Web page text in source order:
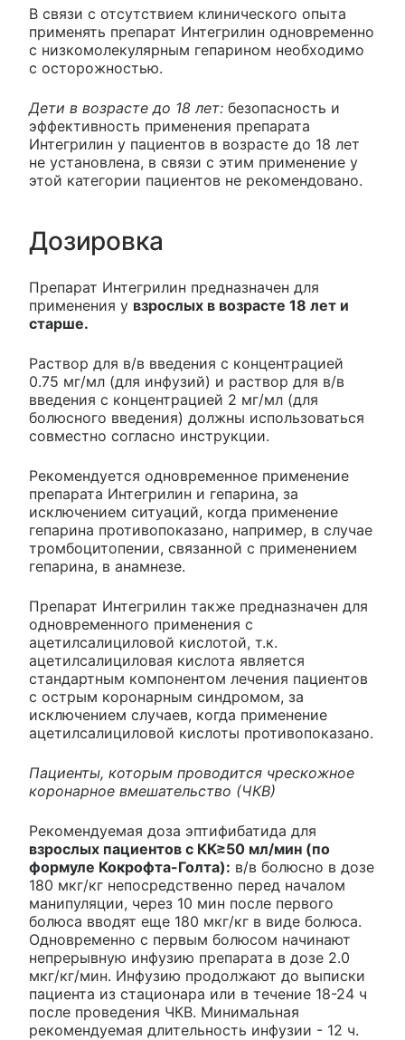
В связи с отсутствием клинического опыта
применять препарат Интегрилин одновременно
с низкомолекулярным гепарином необходимо
с осторожностью.
Дети в возрасте до 18 лет: безопасность и
эффективность применения препарата
Интегрилин у пациентов в возрасте до 18 лет
не установлена, в связи с этим применение у
этой категории пациентов не рекомендовано.
Дозировка
Препарат Интегрилин предназначен для
применения у взрослых в возрасте 18 лет и
старше.
Раствор для в/в введения с концентрацией
0.75 мг/мл (для инфузий) и раствор для в/в
введения с концентрацией 2 мг/мл (для
болюсного введения) должны использоваться
совместно согласно инструкции.
Рекомендуется одновременное применение
препарата Интегрилин и гепарина, за
исключением ситуаций, когда применение
гепарина противопоказано, например, в случае
тромбоцитопении, связанной с применением
гепарина, в анамнезе.
Препарат Интегрилин также предназначен для
одновременного применения с
ацетилсалициловой кислотой, т.к.
ацетилсалициловая кислота является
стандартным компонентом лечения пациентов
с острым коронарным синдромом, за
исключением случаев, когда применение
ацетилсалициловой кислоты противопоказано.
Пациенты, которым проводится чрескожное
коронарное вмешательство (ЧКВ)
Рекомендуемая доза эптифибатида для
взрослых пациентов с КК≥50 мл/мин (по
формуле Кокрофта-Голта): в/в болюсно в дозе
180 мкг/кг непосредственно перед началом
манипуляции, через 10 мин после первого
болюса вводят еще 180 мкг/кг в виде болюса.
Одновременно с первым болюсом начинают
непрерывную инфузию препарата в дозе 2.0
мкг/кг/мин. Инфузию продолжают до выписки
пациента из стационара или в течение 18-24 ч
после проведения ЧКВ. Минимальная
рекомендуемая длительность инфузии - 12 ч.